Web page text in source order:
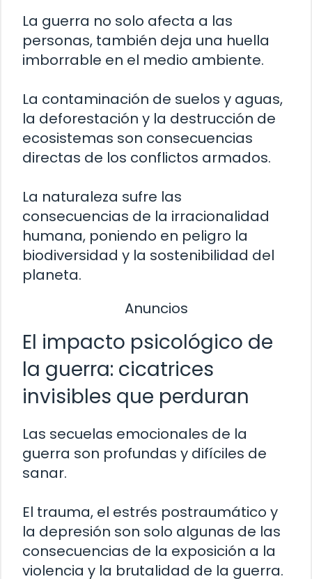
La guerra no solo afecta a las
personas, también deja una huella
imborrable en el medio ambiente.
La contaminación de suelos y aguas,
la deforestación y la destrucción de
ecosistemas son consecuencias
directas de los conflictos armados.
La naturaleza sufre las
consecuencias de la irracionalidad
humana, poniendo en peligro la
biodiversidad y la sostenibilidad del
planeta.
Anuncios
El impacto psicológico de
la guerra: cicatrices
invisibles que perduran
Las secuelas emocionales de la
guerra son profundas y difíciles de
sanar.
El trauma, el estrés postraumático y
la depresión son solo algunas de las
consecuencias de la exposición a la
violencia y la brutalidad de la guerra.